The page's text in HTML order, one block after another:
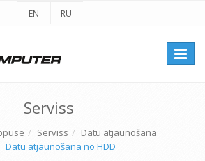
EN RU
Serviss
Serviss
Datu atjaunošana
Datu atjaunošana no HDD